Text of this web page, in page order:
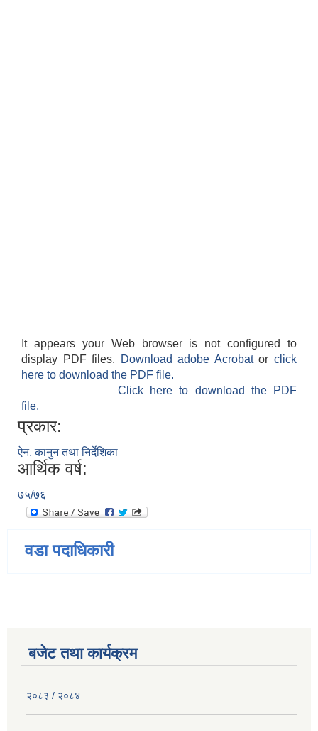
It appears your Web browser is not configured to
display PDF files.
Download adobe Acrobatorclick
here to download the PDF file.
Click here to download the PDF
file.
प्रकार:
ऐन, कानुन तथा निर्देशिका
आर्थिक वर्ष:
७५/७६
वडा पदाधिकारी
बजेट तथा कार्यक्रम
२०८३ / २०८४